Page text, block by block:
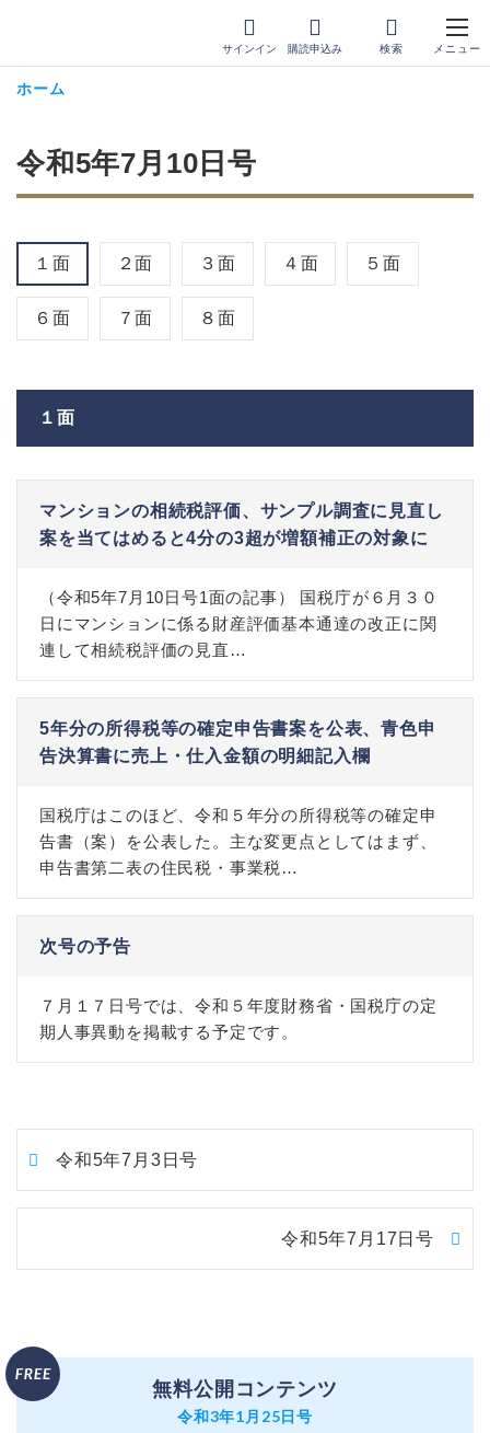
サインイン 購読申込み
ホーム
令和5年7月10日号
１面 ２面 ３面 ４面 ５面
６面 ７面 ８面
１面
マンションの相続税評価、サンプル調査に見直し
案を当てはめると4分の3超が増額補正の対象に
（令和5年7月10日号1面の記事） 国税庁が６月３０
日にマンションに係る財産評価基本通達の改正に関
連して相続税評価の見直…
5年分の所得税等の確定申告書案を公表、青色申
告決算書に売上・仕入金額の明細記入欄
国税庁はこのほど、令和５年分の所得税等の確定申
告書（案）を公表した。主な変更点としてはまず、
申告書第二表の住民税・事業税…
次号の予告
７月１７日号では、令和５年度財務省・国税庁の定
期人事異動を掲載する予定です。
令和5年7月3日号
令和5年7月17日号
無料公開コンテンツ
令和3年1月25日号